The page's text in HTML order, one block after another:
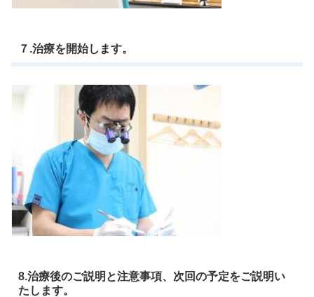
７.治療を開始します。
8.治療後のご説明と注意事項、次回の予定をご説明い
たします。